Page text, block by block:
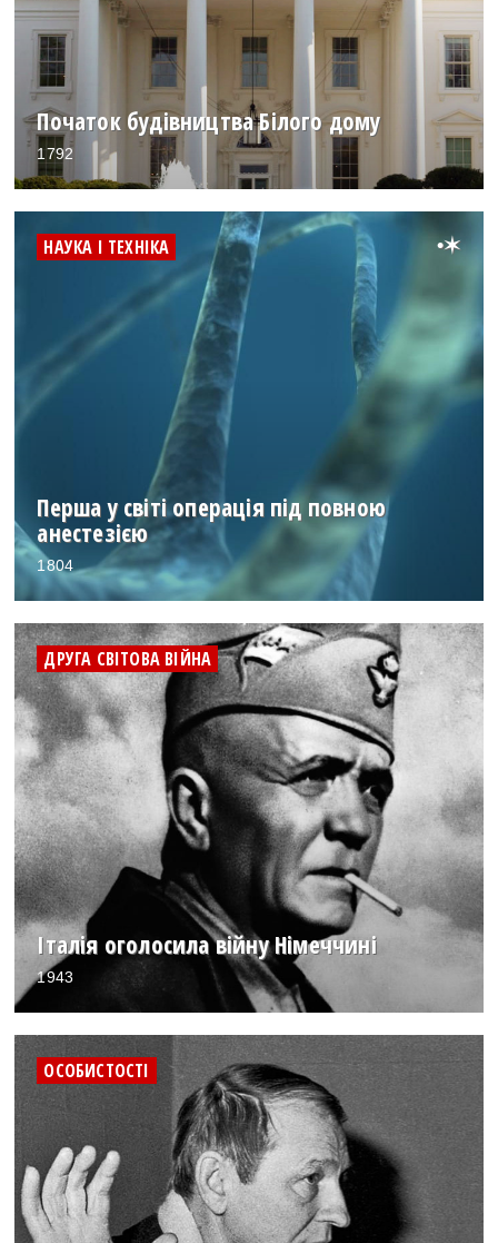
Початок будівництва Білого дому
1792
НАУКА І ТЕХНІКА •
Перша у світі операція під повною
анестезією
1804
ДРУГА СВІТОВА ВІЙНА
Італія оголосила війну Німеччині
1943
ОСОБИСТОСТІ